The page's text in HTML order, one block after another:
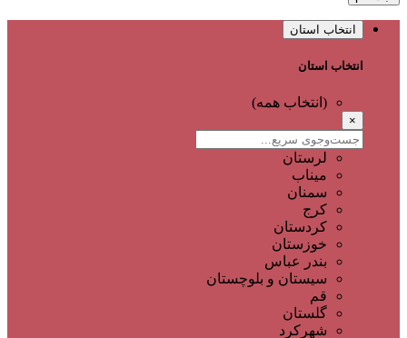
انتخاب استان
انتخاب استان
(انتخاب همه)
×
لرستان
میناب
سمنان
کرج
کردستان
خوزستان
بندر عباس
سیستان و بلوچستان
قم
گلستان
شهرکرد